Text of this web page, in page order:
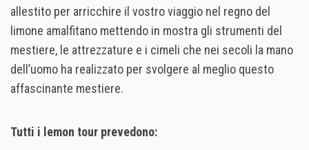
allestito per arricchire il vostro viaggio nel regno del
limone amalfitano mettendo in mostra gli strumenti del
mestiere, le attrezzature e i cimeli che nei secoli la mano
dell’uomo ha realizzato per svolgere al meglio questo
affascinante mestiere.
Tutti i lemon tour prevedono: